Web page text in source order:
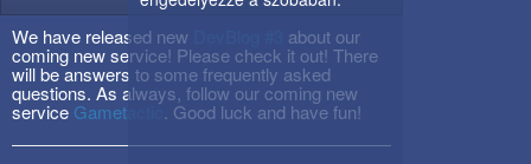
We have released new about our
coming new service! Please check it out! There
will be answers to some frequently asked
questions. As always, follow our coming new
service Gametactic. Good luck and have fun!